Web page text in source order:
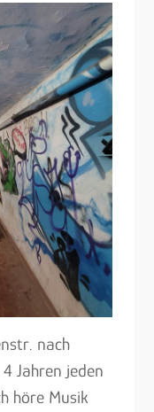
nach
Jahren jeden
höre Musik